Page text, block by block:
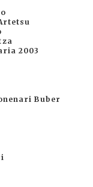
2003
Buber